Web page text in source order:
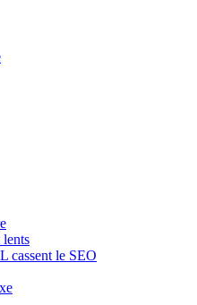
lents
cassent le SEO